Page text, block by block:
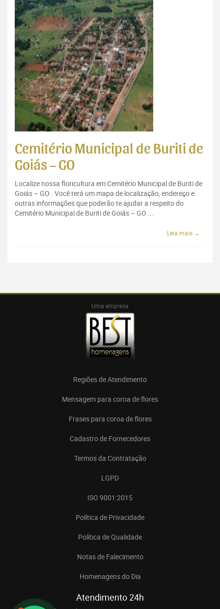
Cemitério Municipal de Buriti de
Goiás – GO
Localize nossa floricultura em Cemitério Municipal de Buriti de
Goiás – GO . Você terá um mapa de localização, endereço e
outras informações que poderão te ajudar a respeito do
Cemitério Municipal de Buriti de Goiás – GO ...
Leia mais →
Uma empresa
Regiões de Atendimento
Mensagem para coroa de flores
Frases para coroa de flores
Cadastro de Fornecedores
Termos da Contratação
LGPD
ISO 9001:2015
Política de Privacidade
Política de Qualidade
Notas de Falecimento
Homenagens do Dia
Atendimento 24h